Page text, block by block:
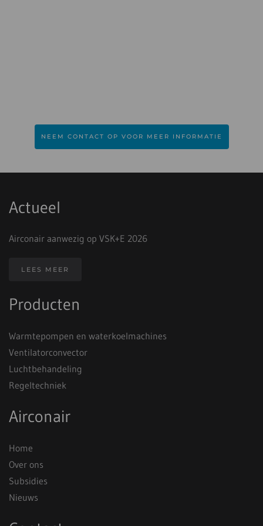
NEEM CONTACT OP VOOR MEER INFORMATIE
Actueel
Airconair aanwezig op VSK+E 2026
LEES MEER
Producten
Warmtepompen en waterkoelmachines
Ventilatorconvector
Luchtbehandeling
Regeltechniek
Airconair
Home
Over ons
Subsidies
Nieuws